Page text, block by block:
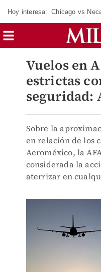
Hoy interesa: Chicago vs
Vuelos en
estrictas
seguridad:
Sobre la
en relación de los
Aeroméxico, la
considerada la
aterrizar en